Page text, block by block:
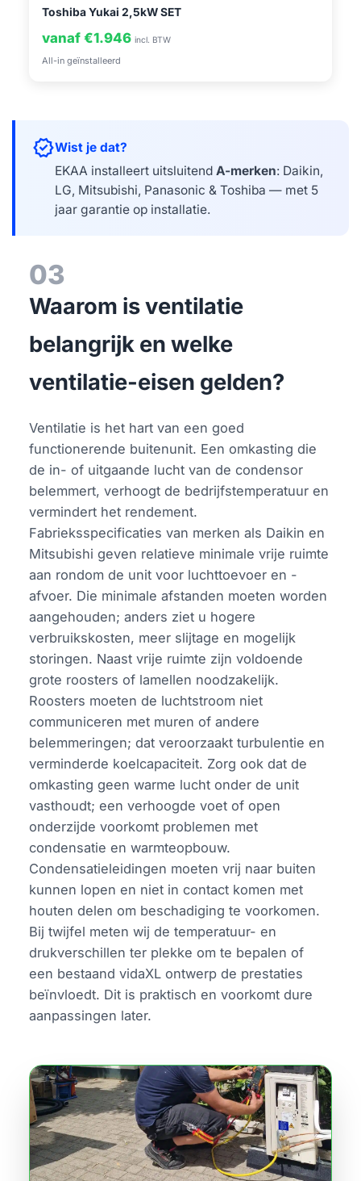
Toshiba Yukai 2,5kW SET
vanaf €1.946 incl. BTW
All-in geïnstalleerd
verifiedWist je dat?
EKAA installeert uitsluitendA-merken: Daikin,
LG, Mitsubishi, Panasonic & Toshiba — met 5
jaar garantie op installatie.
03
Waarom is ventilatie
belangrijk en welke
ventilatie-eisen gelden?
Ventilatie is het hart van een goed
functionerende buitenunit. Een omkasting die
de in- of uitgaande lucht van de condensor
belemmert, verhoogt de bedrijfstemperatuur en
vermindert het rendement.
Fabrieksspecificaties van merken als Daikin en
Mitsubishi geven relatieve minimale vrije ruimte
aan rondom de unit voor luchttoevoer en -
afvoer. Die minimale afstanden moeten worden
aangehouden; anders ziet u hogere
verbruikskosten, meer slijtage en mogelijk
storingen. Naast vrije ruimte zijn voldoende
grote roosters of lamellen noodzakelijk.
Roosters moeten de luchtstroom niet
communiceren met muren of andere
belemmeringen; dat veroorzaakt turbulentie en
verminderde koelcapaciteit. Zorg ook dat de
omkasting geen warme lucht onder de unit
vasthoudt; een verhoogde voet of open
onderzijde voorkomt problemen met
condensatie en warmteopbouw.
Condensatieleidingen moeten vrij naar buiten
kunnen lopen en niet in contact komen met
houten delen om beschadiging te voorkomen.
Bij twijfel meten wij de temperatuur- en
drukverschillen ter plekke om te bepalen of
een bestaand vidaXL ontwerp de prestaties
beïnvloedt. Dit is praktisch en voorkomt dure
aanpassingen later.